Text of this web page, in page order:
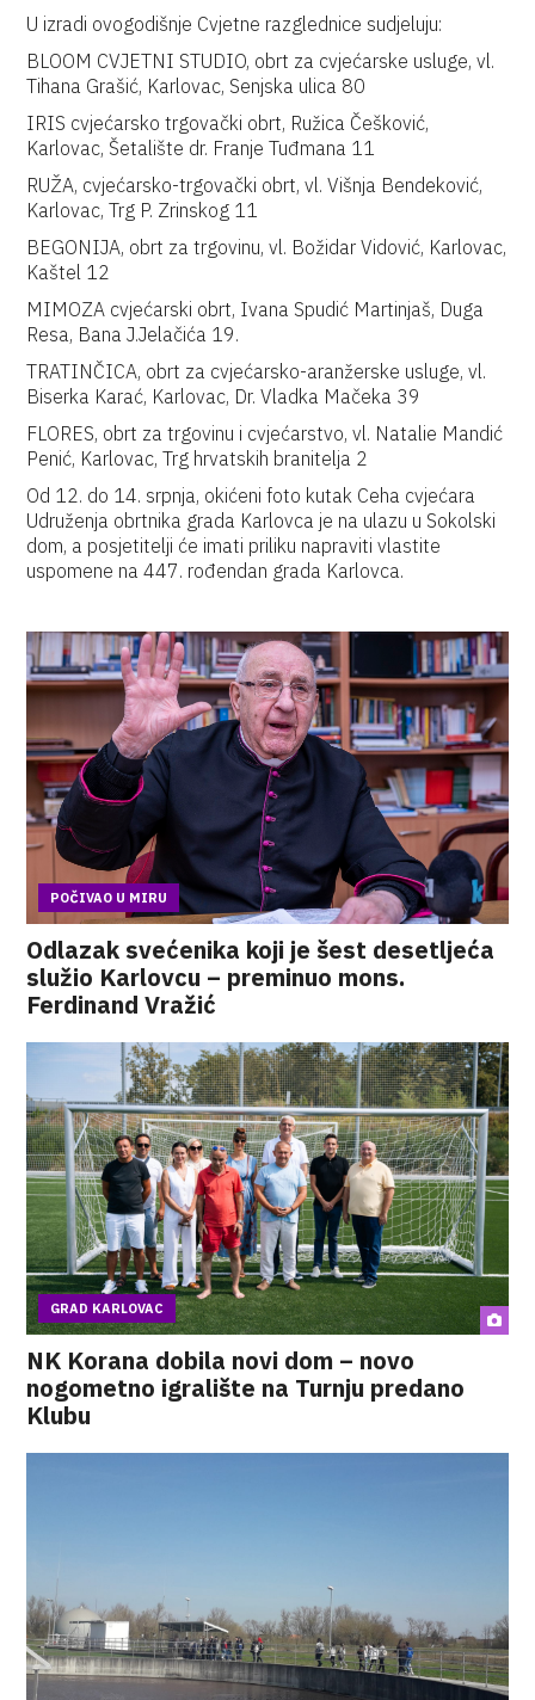
U izradi ovogodišnje Cvjetne razglednice sudjeluju:
BLOOM CVJETNI STUDIO, obrt za cvjećarske usluge, vl.
Tihana Grašić, Karlovac, Senjska ulica 80
IRIS cvjećarsko trgovački obrt, Ružica Češković,
Karlovac, Šetalište dr. Franje Tuđmana 11
RUŽA, cvjećarsko-trgovački obrt, vl. Višnja Bendeković,
Karlovac, Trg P. Zrinskog 11
BEGONIJA, obrt za trgovinu, vl. Božidar Vidović, Karlovac,
Kaštel 12
MIMOZA cvjećarski obrt, Ivana Spudić Martinjaš, Duga
Resa, Bana J.Jelačića 19.
TRATINČICA, obrt za cvjećarsko-aranžerske usluge, vl.
Biserka Karać, Karlovac, Dr. Vladka Mačeka 39
FLORES, obrt za trgovinu i cvjećarstvo, vl. Natalie Mandić
Penić, Karlovac, Trg hrvatskih branitelja 2
Od 12. do 14. srpnja, okićeni foto kutak Ceha cvjećara
Udruženja obrtnika grada Karlovca je na ulazu u Sokolski
dom, a posjetitelji će imati priliku napraviti vlastite
uspomene na 447. rođendan grada Karlovca.
POČIVAO U MIRU
Odlazak svećenika koji je šest desetljeća
služio Karlovcu – preminuo mons.
Ferdinand Vražić
GRAD KARLOVAC
NK Korana dobila novi dom – novo
nogometno igralište na Turnju predano
Klubu